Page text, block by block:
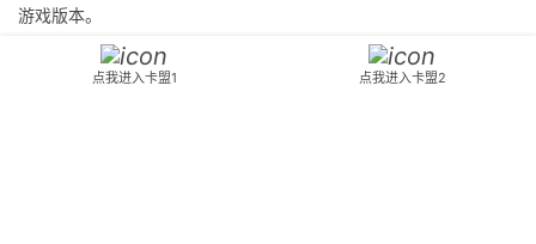
游戏版本。
2025年4月30日
点我进入卡盟1 点我进入卡盟2